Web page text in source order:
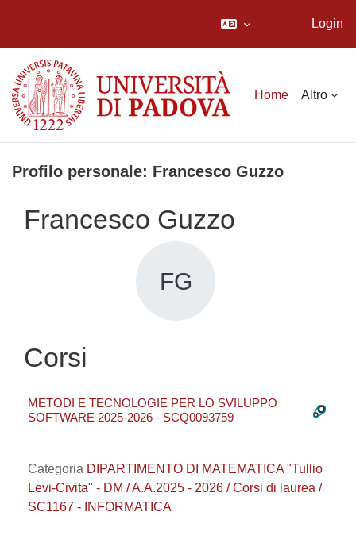
Login
Home Altro
Profilo personale: Francesco Guzzo
Francesco Guzzo
FG
Corsi
METODI E TECNOLOGIE PER LO SVILUPPO
SOFTWARE 2025-2026 - SCQ0093759
Categoria DIPARTIMENTO DI MATEMATICA "Tullio
Levi-Civita" - DM / A.A.2025 - 2026 / Corsi di laurea /
SC1167 - INFORMATICA